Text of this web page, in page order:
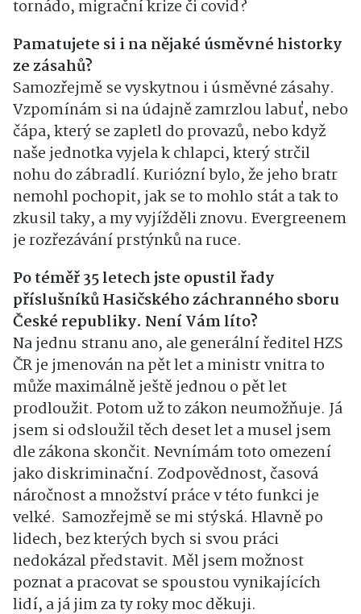
tornádo, migrační krize či covid?
Pamatujete si i na nějaké úsměvné historky
ze zásahů?
Samozřejmě se vyskytnou i úsměvné zásahy.
Vzpomínám si na údajně zamrzlou labuť, nebo
čápa, který se zapletl do provazů, nebo když
naše jednotka vyjela k chlapci, který strčil
nohu do zábradlí. Kuriózní bylo, že jeho bratr
nemohl pochopit, jak se to mohlo stát a tak to
zkusil taky, a my vyjížděli znovu. Evergreenem
je rozřezávání prstýnků na ruce.
Po téměř 35 letech jste opustil řady
příslušníků Hasičského záchranného sboru
České republiky. Není Vám líto?
Na jednu stranu ano, ale generální ředitel HZS
ČR je jmenován na pět let a ministr vnitra to
může maximálně ještě jednou o pět let
prodloužit. Potom už to zákon neumožňuje. Já
jsem si odsloužil těch deset let a musel jsem
dle zákona skončit. Nevnímám toto omezení
jako diskriminační. Zodpovědnost, časová
náročnost a množství práce v této funkci je
velké. Samozřejmě se mi stýská. Hlavně po
lidech, bez kterých bych si svou práci
nedokázal představit. Měl jsem možnost
poznat a pracovat se spoustou vynikajících
lidí, a já jim za ty roky moc děkuji.